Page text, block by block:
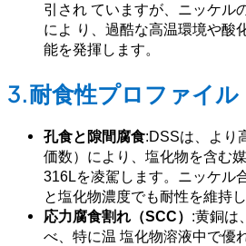
引され ていますが、ニッケル
によ り、過酷な高温環境や酸
能を発揮します。
3.耐食性プロファイル
孔食と隙間腐食:DSSは、より
価数）により、塩化物を含む
316Lを凌駕します。ニッケル
と塩化物濃度でも耐性を維持し
応力腐食割れ（SCC） :黄銅は
べ、特に温 塩化物溶液中で優